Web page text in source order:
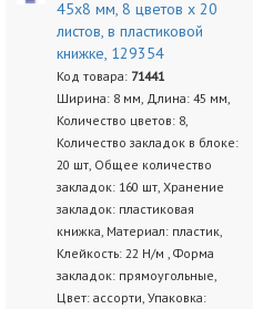
45х8 мм, 8 цветов х 20
листов, в пластиковой
книжке, 129354
Код товара: 71441
Ширина: 8 мм, Длина: 45 мм,
Количество цветов: 8,
Количество закладок в блоке:
20 шт, Общее количество
закладок: 160 шт, Хранение
закладок: пластиковая
книжка, Материал: пластик,
Клейкость: 22 Н/м , Форма
закладок: прямоугольные,
Цвет: ассорти, Упаковка: